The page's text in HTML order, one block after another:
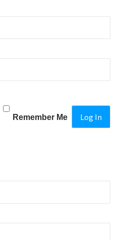
Remember Me